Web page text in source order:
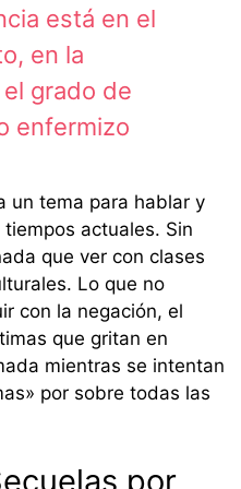
está en el
en la
grado de
enfermizo
un tema para hablar y
actuales. Sin
que ver con clases
Lo que no
con la negación, el
que gritan en
mientras se intentan
por sobre todas las
por